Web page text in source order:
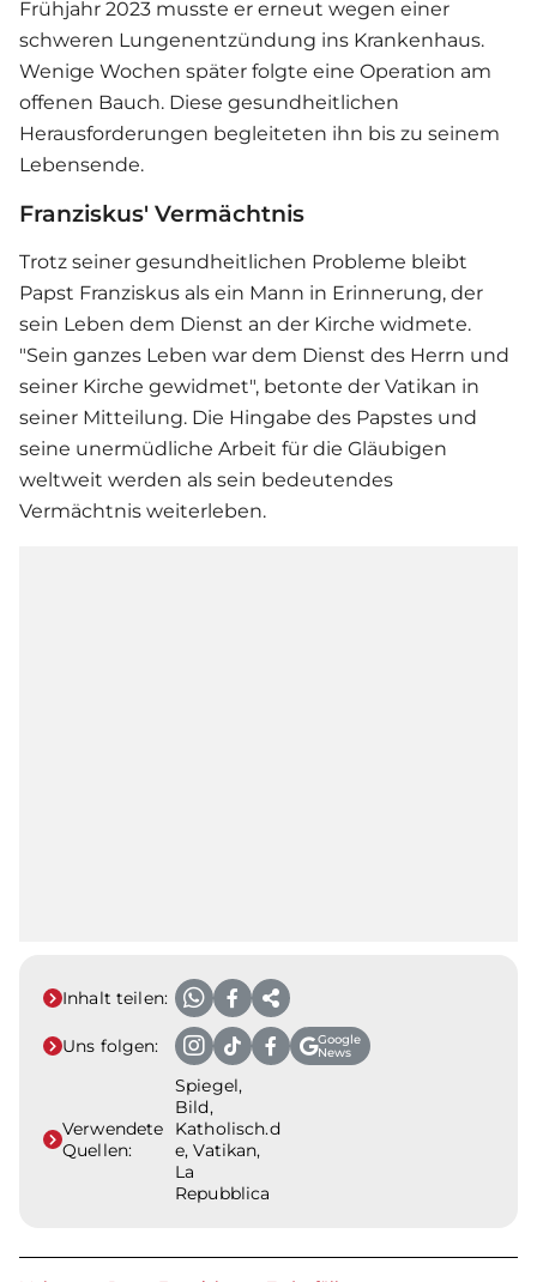
Frühjahr 2023 musste er erneut wegen einer
schweren Lungenentzündung ins Krankenhaus.
Wenige Wochen später folgte eine Operation am
offenen Bauch. Diese gesundheitlichen
Herausforderungen begleiteten ihn bis zu seinem
Lebensende.
Franziskus' Vermächtnis
Trotz seiner gesundheitlichen Probleme bleibt
Papst Franziskus als ein Mann in Erinnerung, der
sein Leben dem Dienst an der Kirche widmete.
"Sein ganzes Leben war dem Dienst des Herrn und
seiner Kirche gewidmet", betonte der Vatikan in
seiner Mitteilung. Die Hingabe des Papstes und
seine unermüdliche Arbeit für die Gläubigen
weltweit werden als sein bedeutendes
Vermächtnis weiterleben.
Inhalt teilen:
Uns folgen:
Google
News
Verwendete
Quellen:
Spiegel,
Bild,
Katholisch.d
e, Vatikan,
La
Repubblica